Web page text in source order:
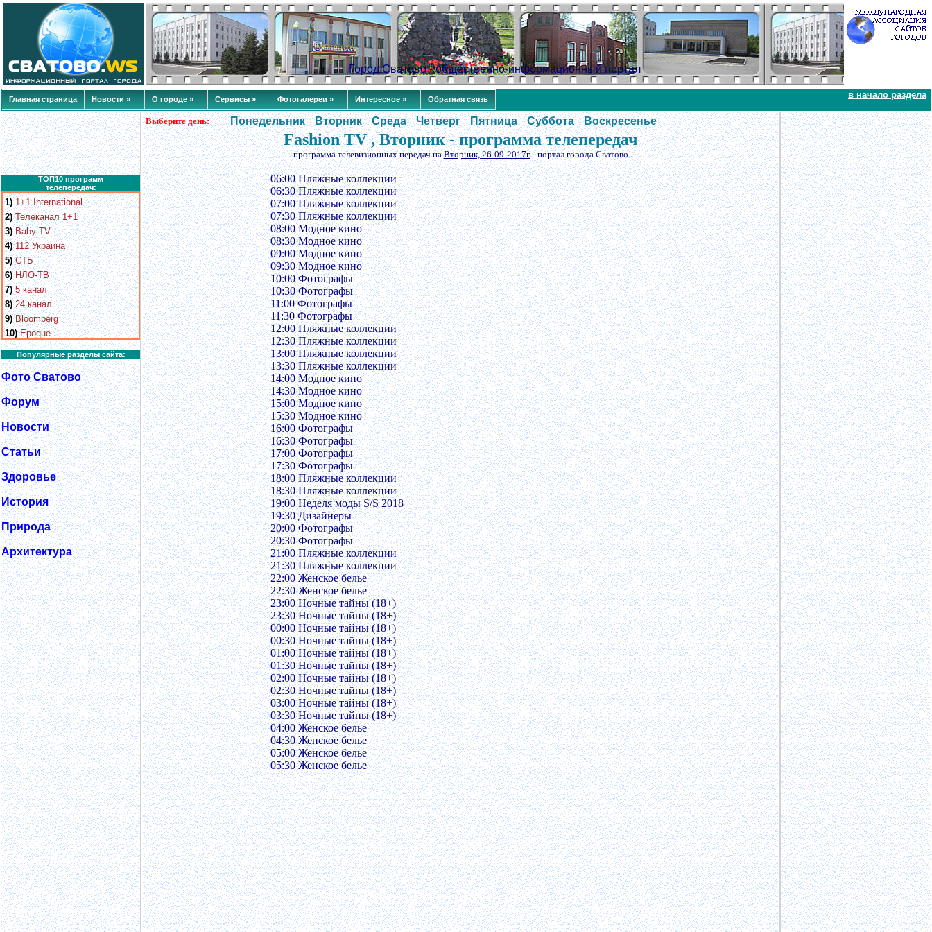
Город Сватово - общественно-информационный портал
Главная страница Новости » О городе » Сервисы » Фотогалереи » Интересное » Обратная связь в начало раздела
ТОП10 программ
телепередач:
1) 1+1 International
2) Телеканал 1+1
3) Baby TV
4) 112 Украина
5) СТБ
6) НЛО-ТВ
7) 5 канал
8) 24 канал
9) Bloomberg
10) Epoque
Популярные разделы сайта:
Фото Сватово
Форум
Новости
Статьи
Здоровье
История
Природа
Архитектура
Выберите день: Понедельник Вторник Среда Четверг Пятница Суббота Воскресенье
Fashion TV , Вторник - программа телепередач
программа телевизионных передач наВторник, 26-09-2017г.- портал города Сватово
06:00 Пляжные коллекции
06:30 Пляжные коллекции
07:00 Пляжные коллекции
07:30 Пляжные коллекции
08:00 Модное кино
08:30 Модное кино
09:00 Модное кино
09:30 Модное кино
10:00 Фотографы
10:30 Фотографы
11:00 Фотографы
11:30 Фотографы
12:00 Пляжные коллекции
12:30 Пляжные коллекции
13:00 Пляжные коллекции
13:30 Пляжные коллекции
14:00 Модное кино
14:30 Модное кино
15:00 Модное кино
15:30 Модное кино
16:00 Фотографы
16:30 Фотографы
17:00 Фотографы
17:30 Фотографы
18:00 Пляжные коллекции
18:30 Пляжные коллекции
19:00 Неделя моды S/S 2018
19:30 Дизайнеры
20:00 Фотографы
20:30 Фотографы
21:00 Пляжные коллекции
21:30 Пляжные коллекции
22:00 Женское белье
22:30 Женское белье
23:00 Ночные тайны (18+)
23:30 Ночные тайны (18+)
00:00 Ночные тайны (18+)
00:30 Ночные тайны (18+)
01:00 Ночные тайны (18+)
01:30 Ночные тайны (18+)
02:00 Ночные тайны (18+)
02:30 Ночные тайны (18+)
03:00 Ночные тайны (18+)
03:30 Ночные тайны (18+)
04:00 Женское белье
04:30 Женское белье
05:00 Женское белье
05:30 Женское белье